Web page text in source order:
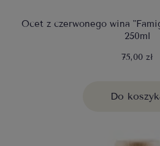
Ocet z czerwonego wina
250ml
75,00 zł
Do